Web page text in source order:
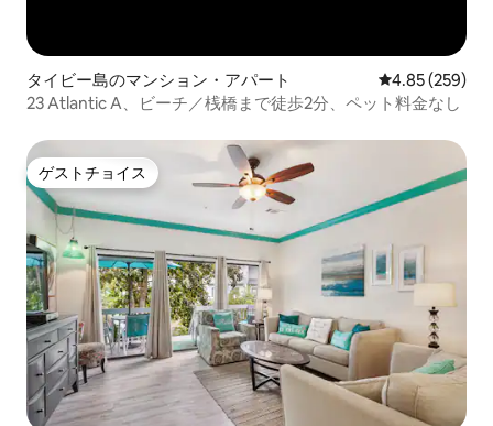
タイビー島のマンション・アパート レビュー259
4.85 (259)
23 Atlantic A、ビーチ／桟橋まで徒歩2分、ペット料金なし
ゲストチョイス
ゲストチョイス